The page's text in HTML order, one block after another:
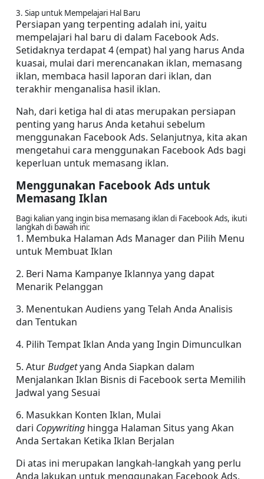
3. Siap untuk Mempelajari Hal Baru
Persiapan yang terpenting adalah ini, yaitu
mempelajari hal baru di dalam Facebook Ads.
Setidaknya terdapat 4 (empat) hal yang harus Anda
kuasai, mulai dari merencanakan iklan, memasang
iklan, membaca hasil laporan dari iklan, dan
terakhir menganalisa hasil iklan.
Nah, dari ketiga hal di atas merupakan persiapan
penting yang harus Anda ketahui sebelum
menggunakan Facebook Ads. Selanjutnya, kita akan
mengetahui cara menggunakan Facebook Ads bagi
keperluan untuk memasang iklan.
Menggunakan Facebook Ads untuk
Memasang Iklan
Bagi kalian yang ingin bisa memasang iklan di Facebook Ads, ikuti
langkah di bawah ini:
1. Membuka Halaman Ads Manager dan Pilih Menu
untuk Membuat Iklan
2. Beri Nama Kampanye Iklannya yang dapat
Menarik Pelanggan
3. Menentukan Audiens yang Telah Anda Analisis
dan Tentukan
4. Pilih Tempat Iklan Anda yang Ingin Dimunculkan
5. Atur Budget yang Anda Siapkan dalam
Menjalankan Iklan Bisnis di Facebook serta Memilih
Jadwal yang Sesuai
6. Masukkan Konten Iklan, Mulai
dari Copywriting hingga Halaman Situs yang Akan
Anda Sertakan Ketika Iklan Berjalan
Di atas ini merupakan langkah-langkah yang perlu
Anda lakukan untuk menggunakan Facebook Ads,